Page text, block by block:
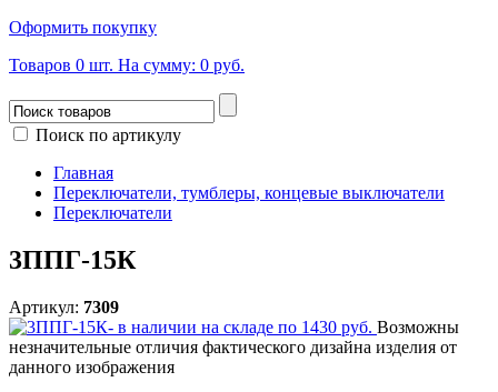
Оформить покупку
Товаров 0 шт. На сумму: 0 руб.
Поиск по артикулу
Главная
Переключатели, тумблеры, концевые выключатели
Переключатели
3ППГ-15К
Артикул: 7309
Возможны
незначительные отличия фактического дизайна изделия от
данного изображения